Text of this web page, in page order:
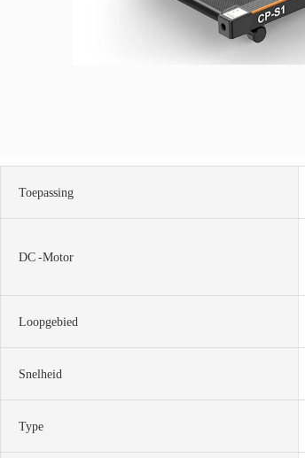
Toepassing
DC -motor
Loopgebied
Snelheid
Type